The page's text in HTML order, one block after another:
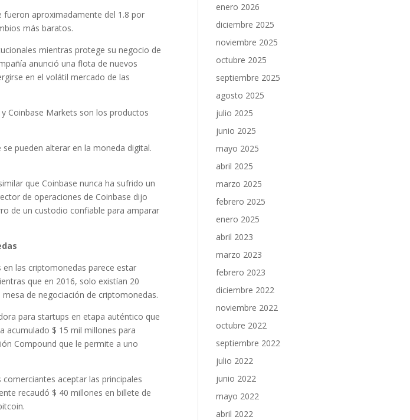
fueron aproximadamente del 1.8 por
más baratos.
mientras protege su negocio de
anunció una flota de nuevos
en el volátil mercado de las
Coinbase Markets son los productos
pueden alterar en la moneda digital.
que Coinbase nunca ha sufrido un
de operaciones de Coinbase dijo
de un custodio confiable para amparar
las criptomonedas parece estar
que en 2016, solo existían 20
de negociación de criptomonedas.
para startups en etapa auténtico que
acumulado $ 15 mil millones para
Compound que le permite a uno
aceptar las principales
recaudó $ 40 millones en billete de
enero 2026
diciembre 2025
noviembre 2025
octubre 2025
septiembre 2025
agosto 2025
julio 2025
junio 2025
mayo 2025
abril 2025
marzo 2025
febrero 2025
enero 2025
abril 2023
marzo 2023
febrero 2023
diciembre 2022
noviembre 2022
octubre 2022
septiembre 2022
julio 2022
junio 2022
mayo 2022
abril 2022